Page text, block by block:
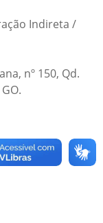
Indireta /
nº 150, Qd.